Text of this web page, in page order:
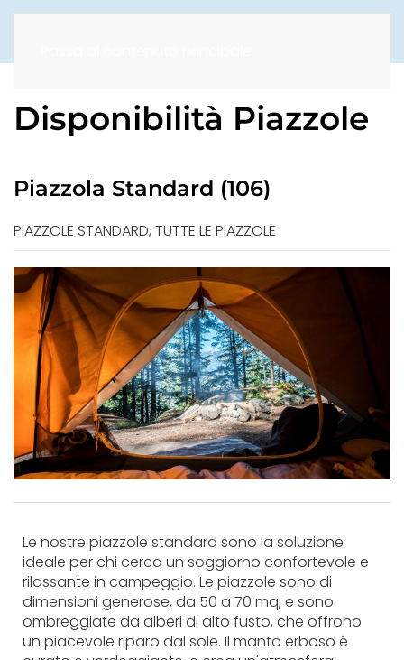
Disponibilità Piazzole
Piazzola Standard (106)
PIAZZOLE STANDARD, TUTTE LE PIAZZOLE
Le nostre piazzole standard sono la soluzione
ideale per chi cerca un soggiorno confortevole e
rilassante in campeggio. Le piazzole sono di
dimensioni generose, da 50 a 70 mq, e sono
ombreggiate da alberi di alto fusto, che offrono
un piacevole riparo dal sole. Il manto erboso è